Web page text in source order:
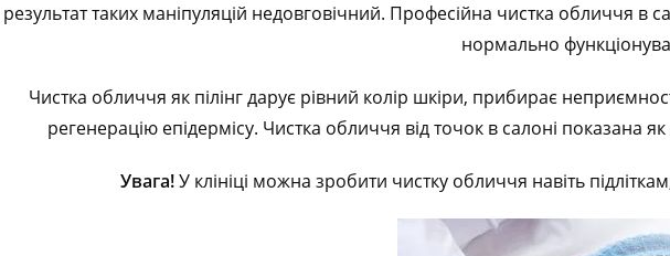
результат таких маніпуляцій недовговічний. Професійна чистка обличчя в
нормально
Чистка обличчя як пілінг дарує рівний колір шкіри, прибирає
регенерацію епідермісу. Чистка обличчя від точок в салоні показана
Увага!У клініці можна зробити чистку обличчя навіть